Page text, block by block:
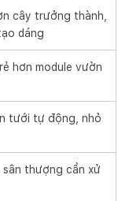
cây trưởng thành,
dáng
hơn module vườn
tưới tự động, nhỏ
thượng cần xử